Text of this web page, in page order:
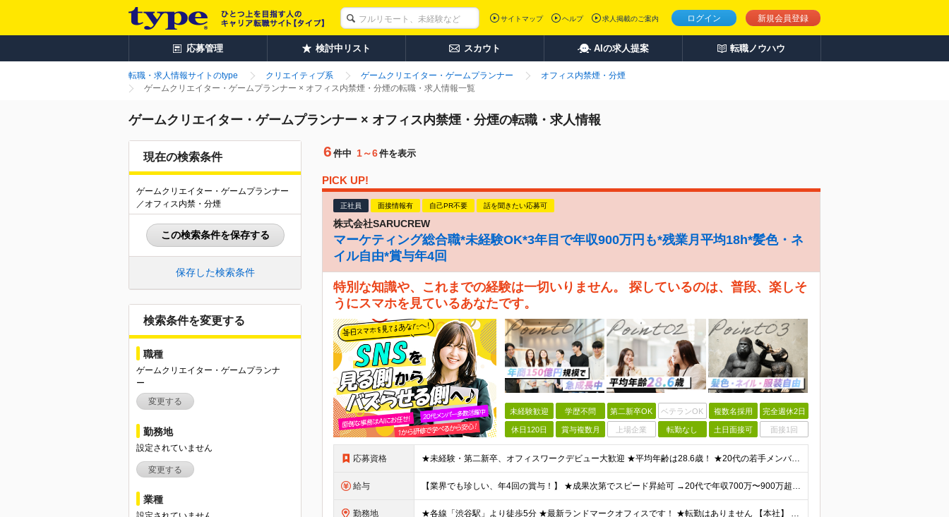
ログイン 新規会員登録
サイトマップ ヘルプ 求人掲載のご案内
応募管理 検討中リスト スカウト AIの求人提案 転職ノウハウ
転職・求人情報サイトのtype クリエイティブ系 ゲームクリエイター・ゲームプランナー
オフィス内禁煙・分煙
ゲームクリエイター・ゲームプランナー × オフィス内禁煙・分煙の転職・求人情報一覧
ゲームクリエイター・ゲームプランナー × オフィス内禁煙・分煙の転職・求人情報
現在の検索条件
ゲームクリエイター・ゲームプランナー
／オフィス内禁・分煙
この検索条件を保存する
保存した検索条件
検索条件を変更する
職種
ゲームクリエイター・ゲームプランナ
ー
変更する
勤務地
設定されていません
変更する
業種
6 件中 1～6件を表示
PICK UP!
正社員 面接情報有 自己PR不要 話を聞きたい応募可
株式会社SARUCREW
マーケティング総合職*未経験OK*3年目で年収900万円も*残業月平均18h*髪色・ネ
イル自由*賞与年4回
特別な知識や、これまでの経験は一切いりません。 探しているのは、普段、楽しそ
うにスマホを見ているあなたです。
未経験歓迎 学歴不問 第二新卒OK ベテランOK 複数名採用 完全週休2日
休日120日 賞与複数月 上場企業 転勤なし 土日面接可 面接1回
応募資格 ★未経験・第二新卒、オフィスワークデビュー大歓迎 ★平均年齢は28.6歳！ ★20代の若手メンバーが中心になって活躍している職場です！ ●学歴不問 ※35歳以下の方（若年層の長期キャリア形成） ★こ
給与 【業界でも珍しい、年4回の賞与！】 ★成果次第でスピード昇給可 →20代で年収700万〜900万超も！ ■未経験：月給26〜30万円＋賞与年4回（業績による）＋各種手当 ※経験・スキルを考慮して決定
勤務地 ★各線「渋谷駅」より徒歩5分 ★最新ランドマークオフィスです！ ★転勤はありません 【本社】 東京都渋谷区道玄坂2-25-12 道玄坂通 dogenzaka-dori 5階 ※(変更の範囲)上記を除